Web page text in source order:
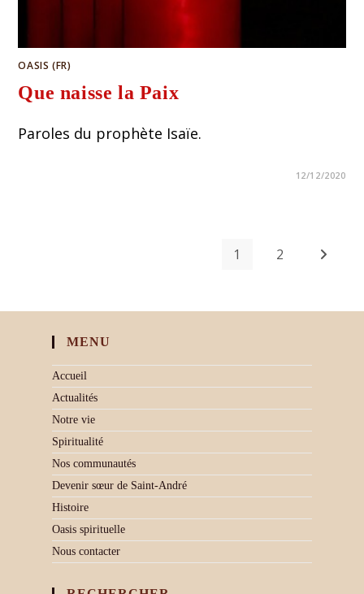
OASIS (FR)
Que naisse la Paix
Paroles du prophète Isaïe.
12/12/2020
1 2
MENU
Accueil
Actualités
Notre vie
Spiritualité
Nos communautés
Devenir sœur de Saint-André
Histoire
Oasis spirituelle
Nous contacter